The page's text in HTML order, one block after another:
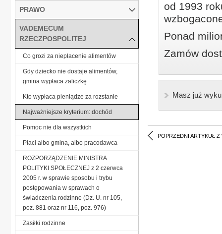
od 1993
Ponad
Zamów
Masz już
POPRZEDNI ARTYKUŁ Z
PRAWO
VADEMECUM
RZECZPOSPOLITEJ
Co grozi za niepłacenie alimentów
Gdy dziecko nie dostaje alimentów,
gmina wypłaca zaliczkę
Kto wypłaca pieniądze za rozstanie
Najważniejsze kryterium: dochód
Pomoc nie dla wszystkich
Płaci albo gmina, albo pracodawca
ROZPORZĄDZENIE MINISTRA
POLITYKI SPOŁECZNEJ z 2 czerwca
2005 r. w sprawie sposobu i trybu
postępowania w sprawach o
świadczenia rodzinne (Dz. U. nr 105,
poz. 881 oraz nr 116, poz. 976)
Zasiłki rodzinne